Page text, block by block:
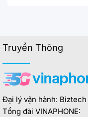
Truyền Thông
Đại lý vận hành: Biztech
Tổng đài VINAPHONE: